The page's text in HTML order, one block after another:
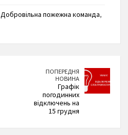
Добровільна пожежна команда,
ПОПЕРЕДНЯ
НОВИНА
Графік
погодинних
відключень на
15 грудня